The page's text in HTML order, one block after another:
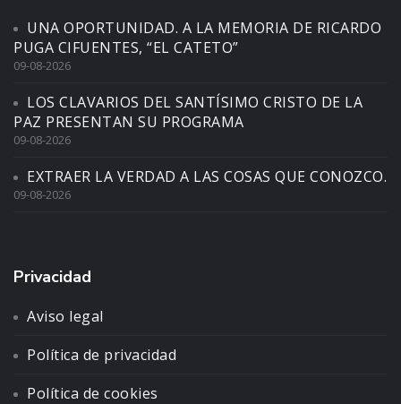
UNA OPORTUNIDAD. A LA MEMORIA DE RICARDO
PUGA CIFUENTES, “EL CATETO”
09-08-2026
LOS CLAVARIOS DEL SANTÍSIMO CRISTO DE LA
PAZ PRESENTAN SU PROGRAMA
09-08-2026
EXTRAER LA VERDAD A LAS COSAS QUE CONOZCO.
09-08-2026
Privacidad
Aviso legal
Política de privacidad
Política de cookies